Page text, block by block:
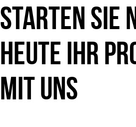
Starten Sie
heute Ihr
mit uns